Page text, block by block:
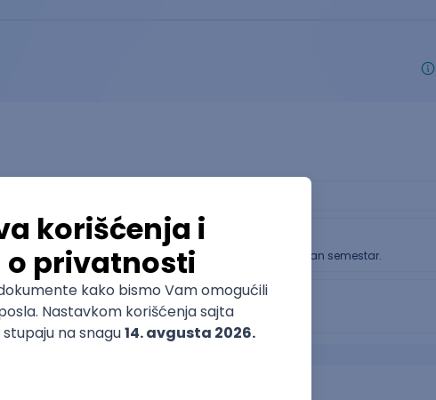
je nekad nedovoljno, a nekad previše suzbijeno za jedan semestar.